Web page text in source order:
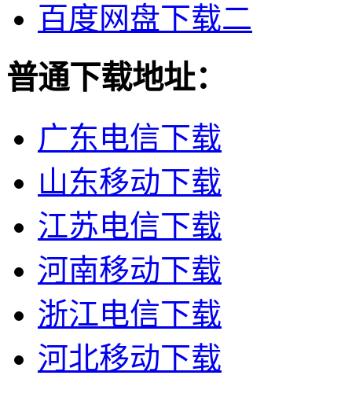
百度网盘下载二
普通下载地址：
广东电信下载
山东移动下载
江苏电信下载
河南移动下载
浙江电信下载
河北移动下载